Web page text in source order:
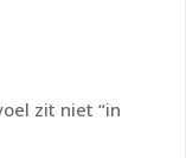
zit niet “in